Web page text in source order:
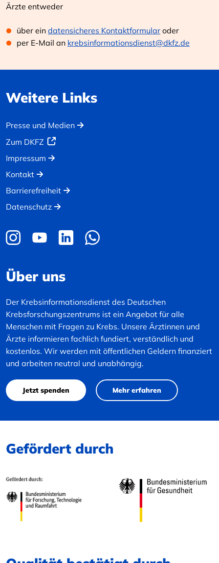
Ärzte entweder
über ein datensicheres Kontaktformular oder
per E-Mail an krebsinformationsdienst@dkfz.de
Weitere Links
Presse und Medien
Zum DKFZ
Impressum
Kontakt
Barrierefreiheit
Datenschutz
Über uns
Der Krebsinformationsdienst des Deutschen
Krebsforschungszentrums ist ein Angebot für alle
Menschen mit Fragen zu Krebs. Unsere Ärztinnen und
Ärzte informieren fachlich fundiert, verständlich und
kostenlos. Wir werden mit öffentlichen Geldern finanziert
und arbeiten neutral und unabhängig.
Jetzt spenden Mehr erfahren
Gefördert durch